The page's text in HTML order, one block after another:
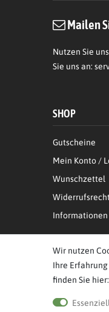
Mailen
Nutzen Sie
Sie uns an:
SHOP
Gutscheine
Mein Konto /
Wunschzettel
Informationen
© Copyright
Wir nutzen
Ihre
finden Sie hier:
Essenziell